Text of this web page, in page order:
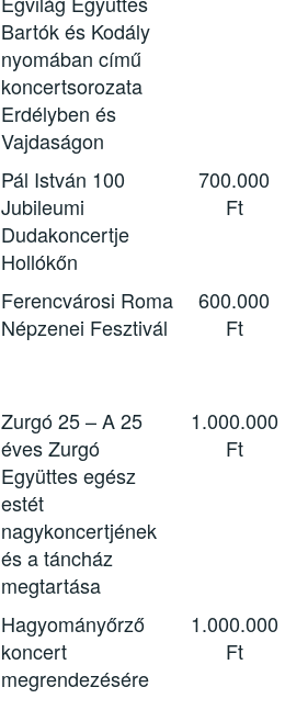
Bartók és Kodály
nyomában című
koncertsorozata
Erdélyben és
Vajdaságon
Pál István 100
Jubileumi
Dudakoncertje
Hollókőn
700.000
Ft
Ferencvárosi Roma
Népzenei Fesztivál
600.000
Ft
Zurgó 25 – A 25
éves Zurgó
Együttes egész
estét
nagykoncertjének
és a táncház
megtartása
1.000.000
Ft
Hagyományőrző
koncert
megrendezésére
1.000.000
Ft